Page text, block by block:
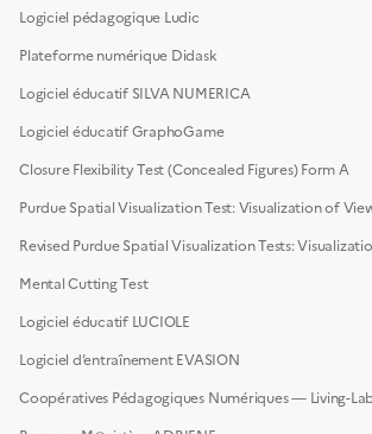
Logiciel pédagogique Ludic
Plateforme numérique Didask
Logiciel éducatif SILVA NUMERICA
Logiciel éducatif GraphoGame
Closure Flexibility Test (Concealed Figures) Form A
Purdue Spatial Visualization Test: Visualization of
Revised Purdue Spatial Visualization Tests:
Mental Cutting Test
Logiciel éducatif LUCIOLE
Logiciel d’entraînement EVASION
Coopératives Pédagogiques Numériques — Living-